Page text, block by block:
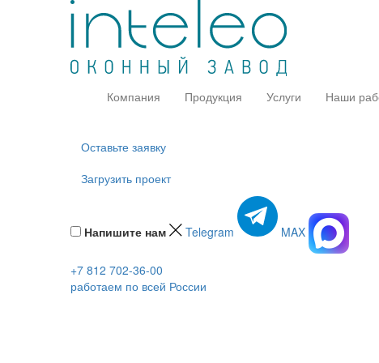
Компания Продукция Услуги Наши
Оставьте заявку
Загрузить проект
Напишите нам Telegram MAX
+7 812 702-36-00
работаем по всей России